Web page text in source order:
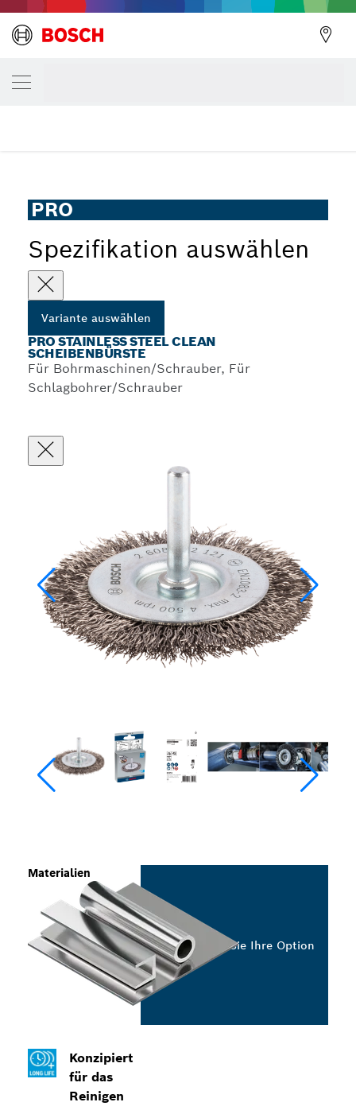
PRO
Spezifikation auswählen
Variante auswählen
PRO STAINLESS STEEL CLEAN
SCHEIBENBÜRSTE
Für Bohrmaschinen/Schrauber, Für
Schlagbohrer/Schrauber
Konzipiert
für das
Reinigen
Materialien
Wählen Sie Ihre Option
DEINE AUSGEWÄHLTE VARIANTE